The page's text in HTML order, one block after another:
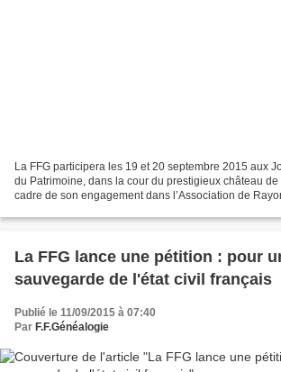
La FFG participera les 19 et 20 septembre 2015 aux
du Patrimoine, dans la cour du prestigieux château
cadre de son engagement dans l’Association de
La FFG lance une pétition : pour
sauvegarde de l'état civil français
Publié le 11/09/2015 à 07:40
Par F.F.Généalogie